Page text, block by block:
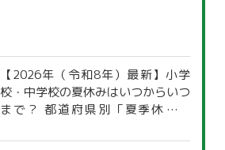
【2026年（令和8年）最新】小学
校・中学校の夏休みはいつからいつ
まで？ 都道府県別「夏季休暇一